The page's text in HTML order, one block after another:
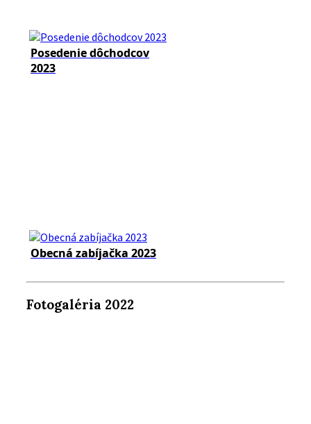
Posedenie dôchodcov
2023
Obecná zabíjačka 2023
Fotogaléria 2022